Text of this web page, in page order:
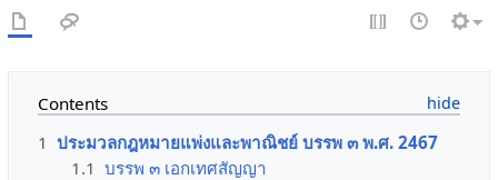
Contents
1 ประมวลกฎหมายแพ่งและพาณิชย์ บรรพ ๓ พ.ศ. 2467
1.1 บรรพ ๓ เอกเทศสัญญา